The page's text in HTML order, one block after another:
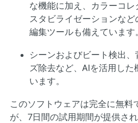
な機能に加え、カラーコレ
スタビライゼーションな
編集ツールも備えています
シーンおよびビート検出、
ズ除去など、AIを活用した
います。
このソフトウェアは完全に無料
が、7日間の試用期間が提供さ